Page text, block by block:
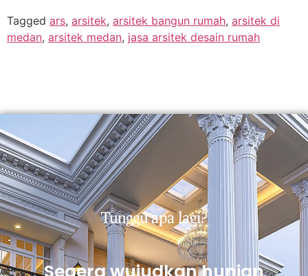
Tagged ars, arsitek, arsitek bangun rumah, arsitek di
medan, arsitek medan, jasa arsitek desain rumah
Tunggu apa lagi?